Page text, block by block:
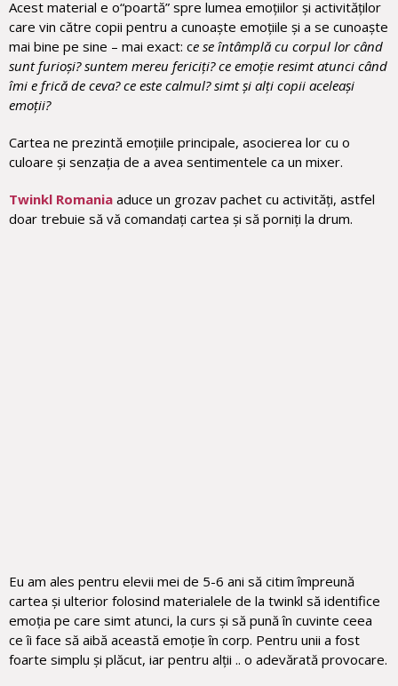
Acest material e o“poartă” spre lumea emoțiilor și activităților
care vin către copii pentru a cunoaște emoțiile și a se cunoaște
mai bine pe sine – mai exact: ce se întâmplă cu corpul lor când
sunt furioși? suntem mereu fericiți? ce emoție resimt atunci când
îmi e frică de ceva? ce este calmul? simt și alți copii aceleași
emoții?
Cartea ne prezintă emoțiile principale, asocierea lor cu o
culoare și senzația de a avea sentimentele ca un mixer.
Twinkl Romania aduce un grozav pachet cu activități, astfel
doar trebuie să vă comandați cartea și să porniți la drum.
Eu am ales pentru elevii mei de 5-6 ani să citim împreună
cartea și ulterior folosind materialele de la twinkl să identifice
emoția pe care simt atunci, la curs și să pună în cuvinte ceea
ce îi face să aibă această emoție în corp. Pentru unii a fost
foarte simplu și plăcut, iar pentru alții .. o adevărată provocare.